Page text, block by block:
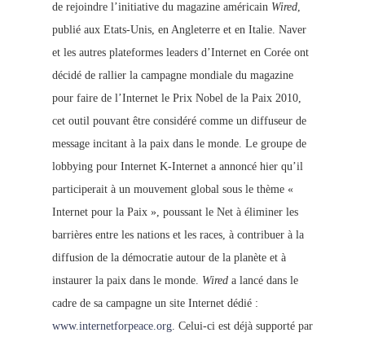
de rejoindre l’initiative du magazine américain Wired,
publié aux Etats-Unis, en Angleterre et en Italie. Naver
et les autres plateformes leaders d’Internet en Corée ont
décidé de rallier la campagne mondiale du magazine
pour faire de l’Internet le Prix Nobel de la Paix 2010,
cet outil pouvant être considéré comme un diffuseur de
message incitant à la paix dans le monde. Le groupe de
lobbying pour Internet K-Internet a annoncé hier qu’il
participerait à un mouvement global sous le thème «
Internet pour la Paix », poussant le Net à éliminer les
barrières entre les nations et les races, à contribuer à la
diffusion de la démocratie autour de la planète et à
instaurer la paix dans le monde. Wired a lancé dans le
cadre de sa campagne un site Internet dédié :
www.internetforpeace.org. Celui-ci est déjà supporté par